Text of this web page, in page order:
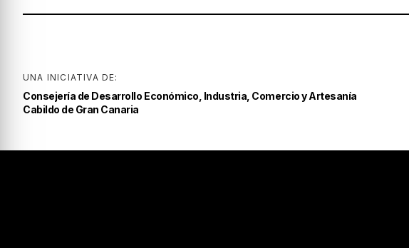
UNA INICIATIVA DE:
Consejería de Desarrollo Económico, Industria, Comercio y Artesanía
Cabildo de Gran Canaria